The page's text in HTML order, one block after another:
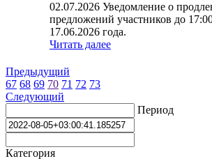
02.07.2026 Уведомление о
предложений участников до
17.06.2026 года.
Читать далее
Предыдущий
67 68 69 70 71 72 73
Следующий
Период
Категория